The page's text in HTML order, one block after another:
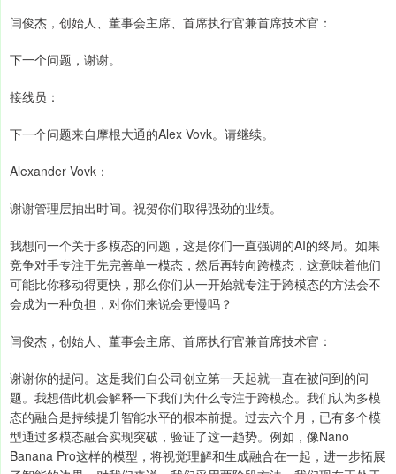
闫俊杰，创始人、董事会主席、首席执行官兼首席技术官：
下一个问题，谢谢。
接线员：
下一个问题来自摩根大通的Alex Vovk。请继续。
Alexander Vovk：
谢谢管理层抽出时间。祝贺你们取得强劲的业绩。
我想问一个关于多模态的问题，这是你们一直强调的AI的终局。如果
竞争对手专注于先完善单一模态，然后再转向跨模态，这意味着他们
可能比你移动得更快，那么你们从一开始就专注于跨模态的方法会不
会成为一种负担，对你们来说会更慢吗？
闫俊杰，创始人、董事会主席、首席执行官兼首席技术官：
谢谢你的提问。这是我们自公司创立第一天起就一直在被问到的问
题。我想借此机会解释一下我们为什么专注于跨模态。我们认为多模
态的融合是持续提升智能水平的根本前提。过去六个月，已有多个模
型通过多模态融合实现突破，验证了这一趋势。例如，像Nano
Banana Pro这样的模型，将视觉理解和生成融合在一起，进一步拓展